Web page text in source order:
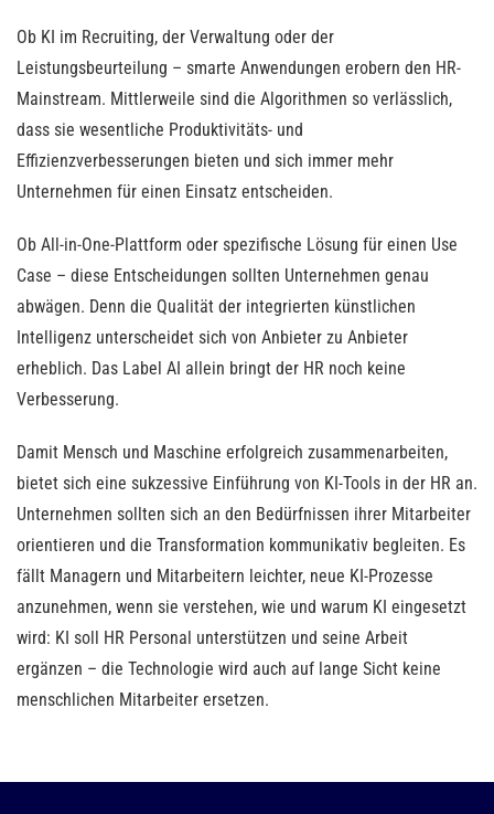
Ob KI im Recruiting, der Verwaltung oder der
Leistungsbeurteilung – smarte Anwendungen erobern den HR-
Mainstream. Mittlerweile sind die Algorithmen so verlässlich,
dass sie wesentliche Produktivitäts- und
Effizienzverbesserungen bieten und sich immer mehr
Unternehmen für einen Einsatz entscheiden.
Ob All-in-One-Plattform oder spezifische Lösung für einen Use
Case – diese Entscheidungen sollten Unternehmen genau
abwägen. Denn die Qualität der integrierten künstlichen
Intelligenz unterscheidet sich von Anbieter zu Anbieter
erheblich. Das Label AI allein bringt der HR noch keine
Verbesserung.
Damit Mensch und Maschine erfolgreich zusammenarbeiten,
bietet sich eine sukzessive Einführung von KI-Tools in der HR an.
Unternehmen sollten sich an den Bedürfnissen ihrer Mitarbeiter
orientieren und die Transformation kommunikativ begleiten. Es
fällt Managern und Mitarbeitern leichter, neue KI-Prozesse
anzunehmen, wenn sie verstehen, wie und warum KI eingesetzt
wird: KI soll HR Personal unterstützen und seine Arbeit
ergänzen – die Technologie wird auch auf lange Sicht keine
menschlichen Mitarbeiter ersetzen.